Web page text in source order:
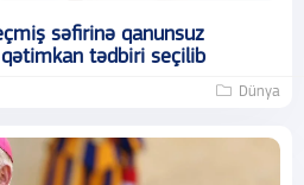
səfirinə qanunsuz
tədbiri seçilib
Dünya